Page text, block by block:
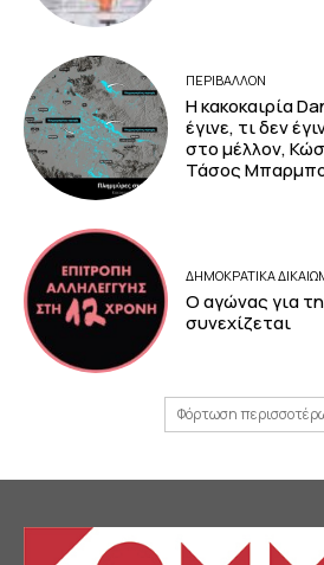
ΠΕΡΙΒΆΛΛΟΝ
Η κακοκαιρία
έγινε, τι δεν
στο μέλλον,
Τάσος
ΔΗΜΟΚΡΑΤΙΚΆ
Ο αγώνας για
συνεχίζεται
Φόρτωση